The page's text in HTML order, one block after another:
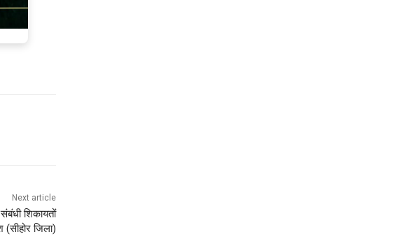
Next article
शिकायतों
जिला)